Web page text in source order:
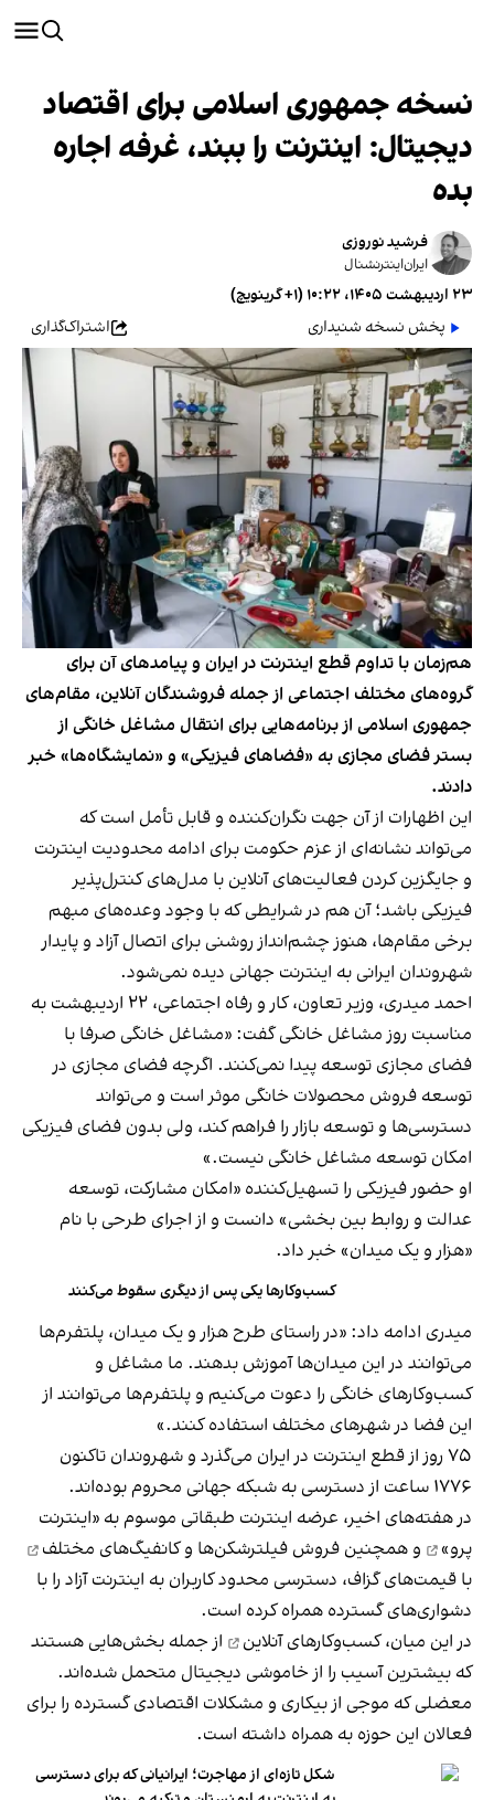
نسخه جمهوری اسلامی برای اقتصاد
دیجیتال: اینترنت را ببند، غرفه اجاره
بده
فرشید نوروزی
ایران‌اینترنشنال
۲۳ اردیبهشت ۱۴۰۵، ۱۰:۲۲ (‎+۱ گرینویچ)
پخش نسخه شنیداری
اشتراک‌گذاری
هم‌زمان با تداوم قطع اینترنت در ایران و پیامدهای آن برای
گروه‌های مختلف اجتماعی از جمله فروشندگان آنلاین، مقام‌های
جمهوری اسلامی از برنامه‌هایی برای انتقال مشاغل خانگی از
بستر فضای مجازی به «فضاهای فیزیکی» و «نمایشگاه‌ها» خبر
دادند.
این اظهارات از آن جهت نگران‌کننده و قابل تأمل است که
می‌تواند نشانه‌ای از عزم حکومت برای ادامه محدودیت اینترنت
و جایگزین کردن فعالیت‌های آنلاین با مدل‌های کنترل‌پذیر
فیزیکی باشد؛ آن هم در شرایطی که با وجود وعده‌های مبهم
برخی مقام‌ها، هنوز چشم‌انداز روشنی برای اتصال آزاد و پایدار
شهروندان ایرانی به اینترنت جهانی دیده نمی‌شود.
احمد میدری، وزیر تعاون، کار و رفاه اجتماعی، ۲۲ اردیبهشت به
مناسبت روز مشاغل خانگی گفت: «مشاغل خانگی صرفا با
فضای مجازی توسعه پیدا نمی‌کنند. اگرچه فضای مجازی در
توسعه فروش محصولات خانگی موثر است و می‌تواند
دسترسی‌ها و توسعه بازار را فراهم کند، ولی بدون فضای فیزیکی
امکان توسعه مشاغل خانگی نیست.»
او حضور فیزیکی را تسهیل‌کننده «امکان مشارکت، توسعه
عدالت و روابط بین بخشی» دانست و از اجرای طرحی با نام
«هزار و یک میدان» خبر داد.
کسب‌وکارها یکی پس از دیگری سقوط می‌کنند
میدری ادامه داد: «در راستای طرح هزار و یک میدان، پلتفرم‌ها
می‌توانند در این میدان‌ها آموزش بدهند. ما مشاغل و
کسب‌وکارهای خانگی را دعوت می‌کنیم و پلتفرم‌ها می‌توانند از
این فضا در شهرهای مختلف استفاده کنند.»
۷۵ روز از قطع اینترنت در ایران می‌گذرد و شهروندان تاکنون
۱۷۷۶ ساعت از دسترسی به شبکه جهانی محروم بوده‌اند.
در هفته‌های اخیر، عرضه اینترنت طبقاتی موسوم به «اینترنت
پرو»
و همچنین فروش فیلترشکن‌ها وکانفیگ‌های مختلف
با قیمت‌های گزاف، دسترسی محدود کاربران به اینترنت آزاد را با
دشواری‌های گسترده همراه کرده است.
در این میان،کسب‌وکارهای آنلاین
از جمله بخش‌هایی هستند
که بیشترین آسیب را از خاموشی دیجیتال متحمل شده‌اند.
معضلی که موجی از بیکاری و مشکلات اقتصادی گسترده را برای
فعالان این حوزه به همراه داشته است.
شکل تازه‌ای از مهاجرت؛ ایرانیانی که برای دسترسی